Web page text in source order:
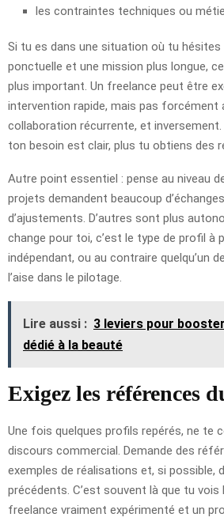
les contraintes techniques ou
Si tu es dans une situation où tu hésites
ponctuelle et une mission plus longue,
plus important. Un freelance peut être
intervention rapide, mais pas forcément
collaboration récurrente, et inversement.
ton besoin est clair, plus tu obtiens des
Autre point essentiel : pense au niveau
projets demandent beaucoup
d’ajustements. D’autres sont plus
change pour toi, c’est le type de profil à
indépendant, ou au contraire quelqu’un
l’aise dans le pilotage.
Lire aussi : 3 leviers pour booster
dédié à la beauté
Exigez les références
Une fois quelques profils repérés, ne te
discours commercial. Demande des
exemples de réalisations et, si possible,
précédents. C’est souvent là que tu
freelance vraiment expérimenté et un